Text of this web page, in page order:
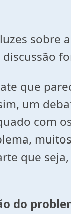
sobre
que
um
com
que
do